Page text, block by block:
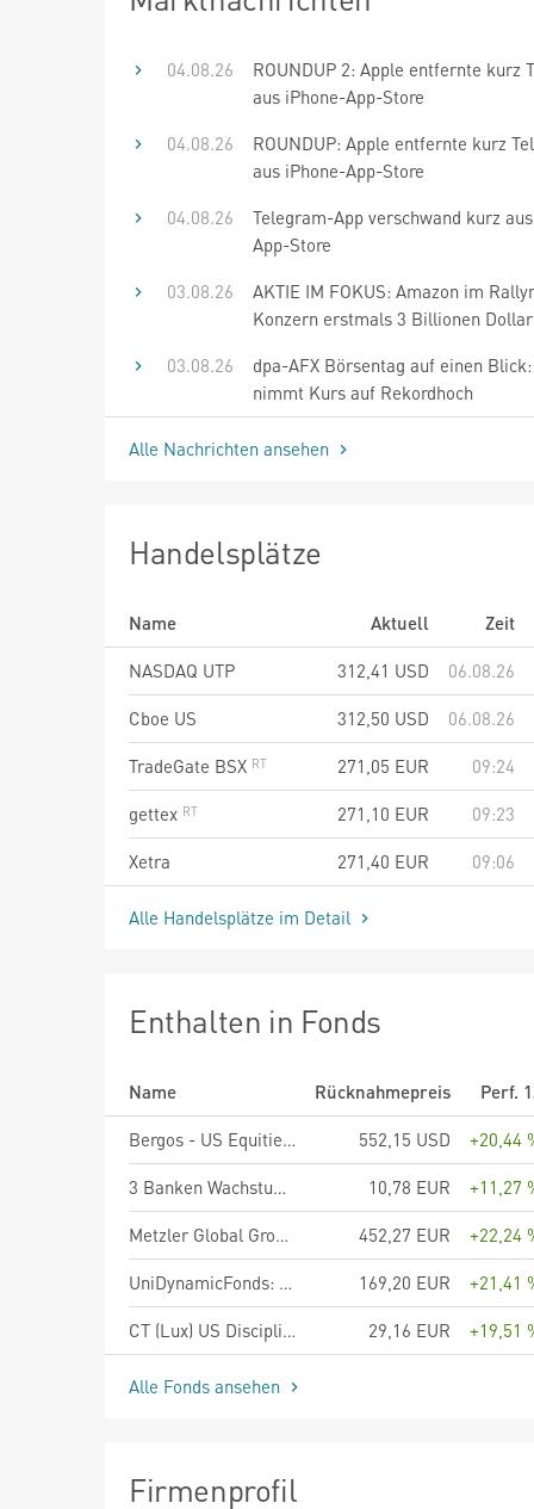
04.08.26
ROUNDUP 2: Apple entfernte kurz
aus iPhone-App-Store
04.08.26
ROUNDUP: Apple entfernte kurz
aus iPhone-App-Store
04.08.26
Telegram-App verschwand kurz
App-Store
03.08.26
AKTIE IM FOKUS: Amazon im
Konzern erstmals 3 Billionen
03.08.26
dpa-AFX Börsentag auf einen
nimmt Kurs auf Rekordhoch
Alle Nachrichten ansehen
Handelsplätze
Name Aktuell
Zeit
NASDAQ UTP
312,41 USD
06.08.26
Cboe US
312,50 USD
06.08.26
TradeGate BSX
271,05 EUR
09:24
gettex
271,10 EUR
09:23
Xetra
271,40 EUR 09:06
Alle Handelsplätze im Detail
Enthalten in Fonds
Name Rücknahmepreis
Perf.
Bergos - US Equities Anteilklasse B
552,15 USD
+20,44
3 Banken Wachstumsaktien Fonds R
10,78 EUR
+11,27
Metzler Global Growth Sustainability
452,27 EUR
+22,24
UniDynamicFonds: Global A
169,20 EUR
+21,41
CT (Lux) US Disciplined Core Equities AE EUR
29,16 EUR +19,51
Alle Fonds ansehen
Firmenprofil